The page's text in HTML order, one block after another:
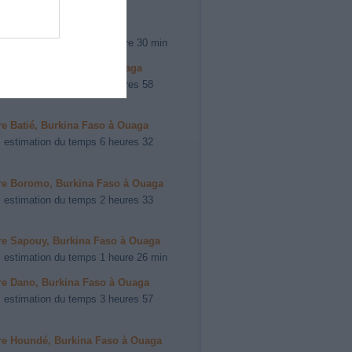
estimation du temps 1 heure 30 min
Léo, Burkina Faso à Ouaga
estimation du temps 2 heures 58
Batié, Burkina Faso à Ouaga
estimation du temps 6 heures 32
Boromo, Burkina Faso à Ouaga
estimation du temps 2 heures 33
Sapouy, Burkina Faso à Ouaga
estimation du temps 1 heure 26 min
Dano, Burkina Faso à Ouaga
estimation du temps 3 heures 57
Houndé, Burkina Faso à Ouaga